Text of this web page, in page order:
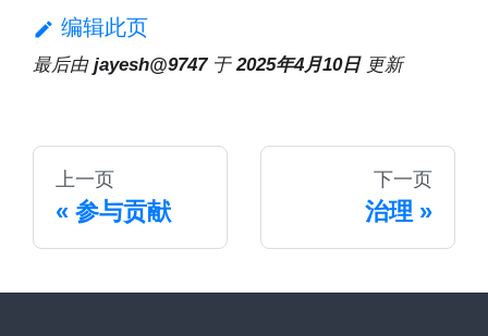
编辑此页
最后由 jayesh@9747 于 2025年4月10日 更新
上一页
参与贡献
下一页
治理